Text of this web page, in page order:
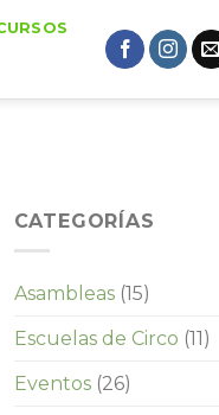
CATEGORÍAS
Asambleas(15)
Escuelas de Circo (11)
Eventos(26)